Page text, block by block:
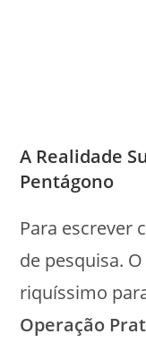
A Realidade
Pentágono
Para escrever
de pesquisa.
riquíssimo
Operação